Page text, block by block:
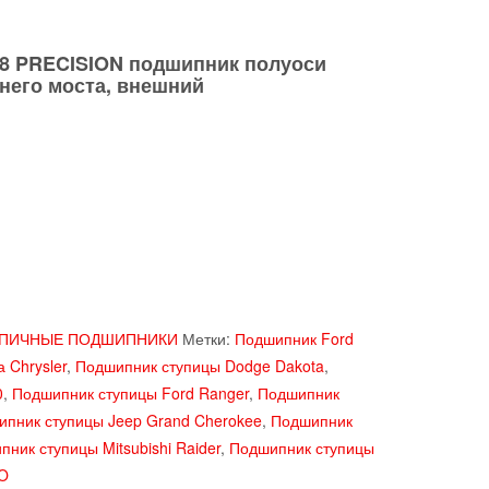
PRECISION подшипник полуоси
моста, внешний
ПОДШИПНИКИ Метки: Подшипник Ford
Chrysler, Подшипник ступицы Dodge Dakota,
, Подшипник ступицы Ford Ranger, Подшипник
ступицы Jeep Grand Cherokee, Подшипник
ступицы Mitsubishi Raider, Подшипник ступицы